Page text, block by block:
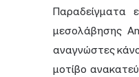
Παραδείγματα
μεσολάβησης
αναγνώστες
μοτίβο